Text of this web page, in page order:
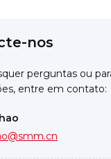
nos
perguntas ou
entre em contato: